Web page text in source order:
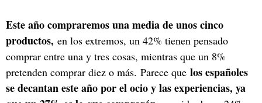
Este año compraremos una media de unos cinco
productos, en los extremos, un 42% tienen pensado
comprar entre una y tres cosas, mientras que un 8%
pretenden comprar diez o más. Parece que los españoles
se decantan este año por el ocio y las experiencias, ya